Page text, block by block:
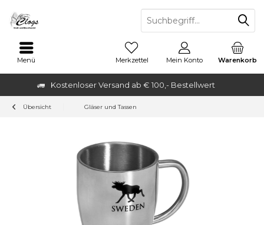
Kostenloser Versand ab € 100,- Bestellwert
Menü Warenkorb
Merkzettel Mein Konto
Übersicht Gläser und Tassen